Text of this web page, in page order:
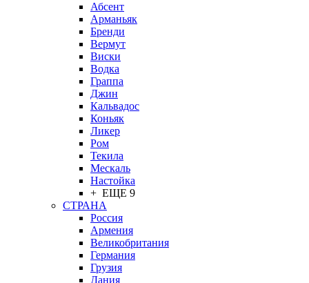
Абсент
Арманьяк
Бренди
Вермут
Виски
Водка
Граппа
Джин
Кальвадос
Коньяк
Ликер
Ром
Текила
Мескаль
Настойка
+ ЕЩЕ 9
СТРАНА
Россия
Армения
Великобритания
Германия
Грузия
Дания